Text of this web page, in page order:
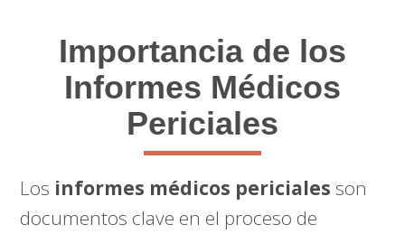
Importancia de los
Informes Médicos
Periciales
Los informes médicos periciales son
documentos clave en el proceso de